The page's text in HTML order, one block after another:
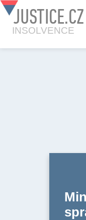
JUSTICE.CZ
INSOLVENCE